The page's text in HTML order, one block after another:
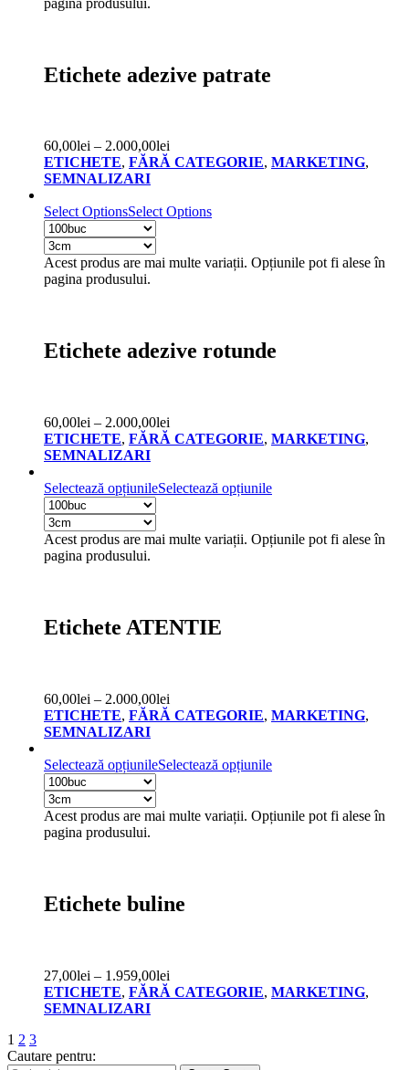
Etichete adezive patrate
60,00lei – 2.000,00lei
ETICHETE, FĂRĂ CATEGORIE, MARKETING,
SEMNALIZARI
Select OptionsSelect Options
Acest produs are mai multe variații. Opțiunile pot fi alese în
pagina produsului.
Etichete adezive rotunde
60,00lei – 2.000,00lei
ETICHETE, FĂRĂ CATEGORIE, MARKETING,
SEMNALIZARI
Selectează opțiunileSelectează opțiunile
Acest produs are mai multe variații. Opțiunile pot fi alese în
pagina produsului.
Etichete ATENTIE
60,00lei – 2.000,00lei
ETICHETE, FĂRĂ CATEGORIE, MARKETING,
SEMNALIZARI
Selectează opțiunileSelectează opțiunile
Acest produs are mai multe variații. Opțiunile pot fi alese în
pagina produsului.
Etichete buline
27,00lei – 1.959,00lei
ETICHETE, FĂRĂ CATEGORIE, MARKETING,
SEMNALIZARI
1 2 3
Cautare pentru: